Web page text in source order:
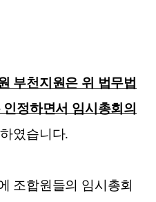
부천지원은 위 법무법
정하면서 임시총회의
였습니다.
조합원들의 임시총회